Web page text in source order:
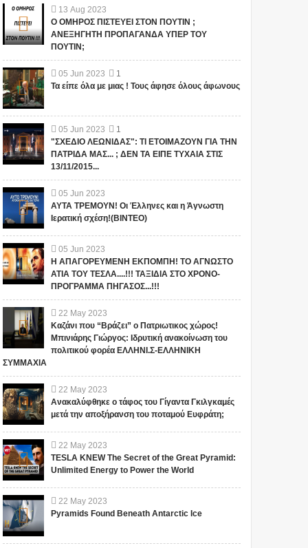
13 Aug 2023
Ο ΟΜΗΡΟΣ ΠΙΣΤΕΥΕΙ ΣΤΟΝ ΠΟΥΤΙΝ ;
ΑΝΕΞΗΓΗΤΗ ΠΡΟΠΑΓΑΝΔΑ ΥΠΕΡ ΤΟΥ
ΠΟΥΤΙΝ;
05 Jun 2023
1
Τα είπε όλα με μιας ! Τους άφησε όλους άφωνους
05 Jun 2023
1
"ΣΧΕΔΙΟ ΛΕΩΝΙΔΑΣ": ΤΙ ΕΤΟΙΜΑΖΟΥΝ ΓΙΑ ΤΗΝ
ΠΑΤΡΙΔΑ ΜΑΣ... ; ΔΕΝ ΤΑ ΕΙΠΕ ΤΥΧΑΙΑ ΣΤΙΣ
13/11/2015...
05 Jun 2023
ΑΥΤΑ ΤΡΕΜΟΥΝ! Οι Έλληνες και η Άγνωστη
Ιερατική σχέση!(ΒΙΝΤΕΟ)
05 Jun 2023
Η ΑΠΑΓΟΡΕΥΜΕΝΗ ΕΚΠΟΜΠΗ! ΤΟ ΑΓΝΩΣΤΟ
ΑΤΙΑ ΤΟΥ ΤΕΣΛΑ....!!! ΤΑΞΙΔΙΑ ΣΤΟ ΧΡΟΝΟ-
ΠΡΟΓΡΑΜΜΑ ΠΗΓΑΣΟΣ...!!!
22 May 2023
Καζάνι που “Βράζει” ο Πατριωτικος χώρος!
Μπινιάρης Γιώργος: Ιδρυτική ανακοίνωση του
πολιτικού φορέα ΕΛΛΗΝΙ.Σ-ΕΛΛΗΝΙΚΗ
ΣΥΜΜΑΧΙΑ
22 May 2023
Ανακαλύφθηκε ο τάφος του Γίγαντα Γκιλγκαμές
μετά την αποξήρανση του ποταμού Ευφράτη;
22 May 2023
TESLA KNEW The Secret of the Great Pyramid:
Unlimited Energy to Power the World
22 May 2023
Pyramids Found Beneath Antarctic Ice